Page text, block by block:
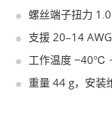
螺丝端子扭力
支援 20–14
工作温度 −40℃
重量 44 g，安装